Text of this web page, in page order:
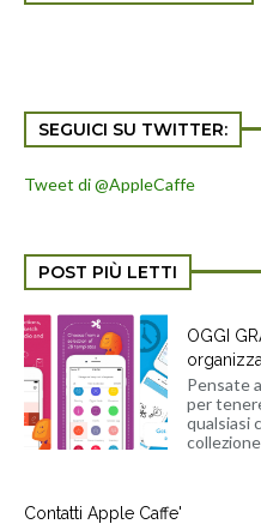
SEGUICI SU TWITTER:
Tweet di @AppleCaffe
POST PIÙ LETTI
OGGI
Pensate
per
qualsiasi
Contatti Apple Caffe'